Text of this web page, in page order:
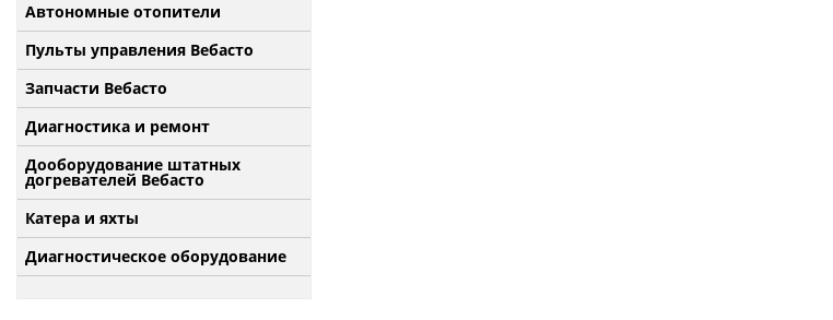
Автономные отопители
Пульты управления Вебасто
Запчасти Вебасто
Диагностика и ремонт
Дооборудование штатных
догревателей Вебасто
Катера и яхты
Диагностическое оборудование